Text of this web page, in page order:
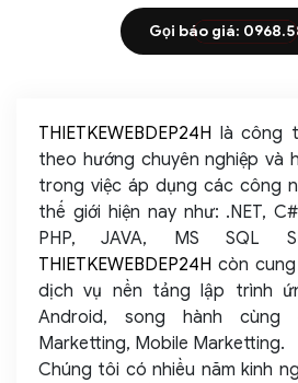
Gọi báo giá:
THIETKEWEBDEP24H là công
theo hướng chuyên nghiệp và
trong việc áp dụng các công
thế giới hiện nay như: .NET,
PHP, JAVA, MS SQL
THIETKEWEBDEP24H còn
dịch vụ nền tảng lập trình
Android, song hành cùng
Marketting, Mobile Marketting.
Chúng tôi có nhiều năm kinh